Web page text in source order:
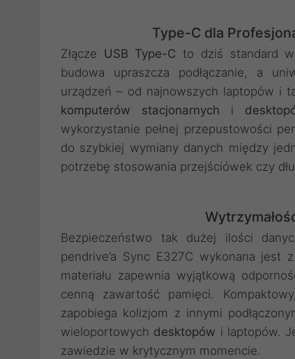
Type-C dla
Złącze USB Type-C to dziś standard
budowa upraszcza podłączanie, a
urządzeń – od najnowszych laptopów i
komputerów stacjonarnych i
wykorzystanie pełnej przepustowości
do szybkiej wymiany danych między
potrzebę stosowania przejściówek czy
Bezpieczeństwo tak dużej ilości
pendrive’a Sync E327C wykonana jest
materiału zapewnia wyjątkową
cenną zawartość pamięci.
zapobiega kolizjom z innymi
wieloportowych desktopów i laptopów.
zawiedzie w krytycznym momencie.